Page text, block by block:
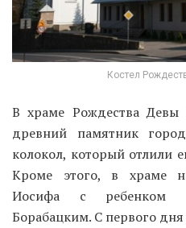
Костел
В храме Рождества
древний памятник
колокол, который отлили
Кроме этого, в храме
Иосифа с ребенком
Борабацким. С первого